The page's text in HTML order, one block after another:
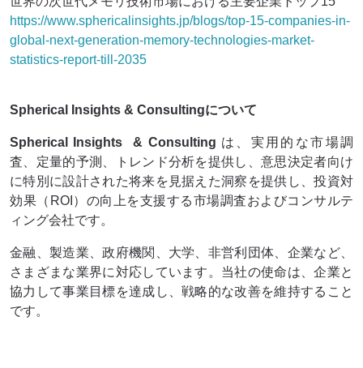
https://www.sphericalinsights.jp/blogs/top-15-companies-in-
global-next-generation-memory-technologies-market-
statistics-report-till-2035
Spherical Insights & Consultingについて
Spherical Insights & Consulting は、実用的な市場調
査、定量的予測、トレンド分析を提供し、意思決定者向け
に特別に設計された将来を見据えた洞察を提供し、投資対
効果（ROI）の向上を支援する市場調査およびコンサルテ
ィング会社です。
金融、製造業、政府機関、大学、非営利団体、企業など、
さまざまな業界に対応しています。当社の使命は、企業と
協力して事業目標を達成し、戦略的な改善を維持すること
です。